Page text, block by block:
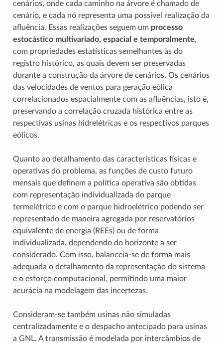
cenários, onde cada caminho na árvore é chamado de
cenário, e cada nó representa uma possível realização da
afluência. Essas realizações seguem um processo
estocástico multivariado, espacial e temporalmente,
com propriedades estatísticas semelhantes às do
registro histórico, as quais devem ser preservadas
durante a construção da árvore de cenários. Os cenários
das velocidades de ventos para geração eólica
correlacionados espacialmente com as afluências, isto é,
preservando a correlação cruzada histórica entre as
respectivas usinas hidrelétricas e os respectivos parques
eólicos.
Quanto ao detalhamento das características físicas e
operativas do problema, as funções de custo futuro
mensais que definem a política operativa são obtidas
com representação individualizada do parque
termelétrico e com o parque hidroelétrico podendo ser
representado de maneira agregada por reservatórios
equivalente de energia (REEs) ou de forma
individualizada, dependendo do horizonte a ser
considerado. Com isso, balanceia-se de forma mais
adequada o detalhamento da representação do sistema
e o esforço computacional, permitindo uma maior
acurácia na modelagem das incertezas.
Consideram-se também usinas não simuladas
centralizadamente e o despacho antecipado para usinas
a GNL. A transmissão é modelada por intercâmbios de